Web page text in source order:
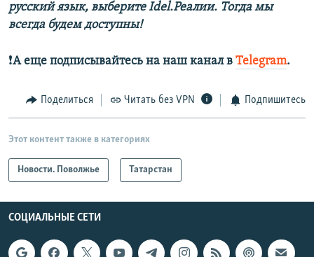
русский язык, выберите Idel.Реалии. Тогда мы
всегда будем доступны!
❗️А еще подписывайтесь на наш канал в Telegram.
Поделиться Читать без VPN Подпишитесь
Этот контент также в категориях
Новости. Поволжье Татарстан
СОЦИАЛЬНЫЕ СЕТИ